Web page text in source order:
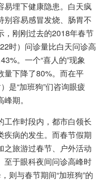
易埋下健康隐患。白天疯
别容易感冒发烧、肠胃不
，刚刚过去的2018年春节
时）问诊量比白天问诊高
。一个“喜人的”现象
量下降了80%。而在平
是“加班狗”们咨询眼疲
期。
工作时段内，都市白领长
疾病的发生。而春节假期
之旅游过春节、户外活动
至于眼科夜间问诊高峰时
则与春节期间“加班狗”的